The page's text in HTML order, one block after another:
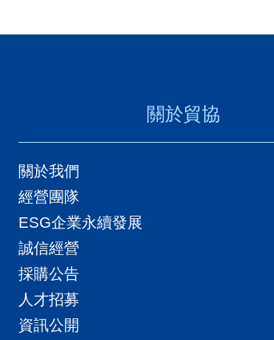
關於貿協
關於我們
經營團隊
ESG企業永續發展
誠信經營
採購公告
人才招募
資訊公開